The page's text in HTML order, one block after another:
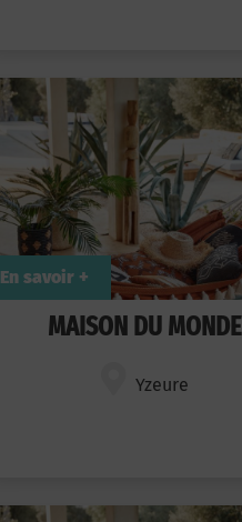
MAISON DU MONDE
Yzeure
En savoir +